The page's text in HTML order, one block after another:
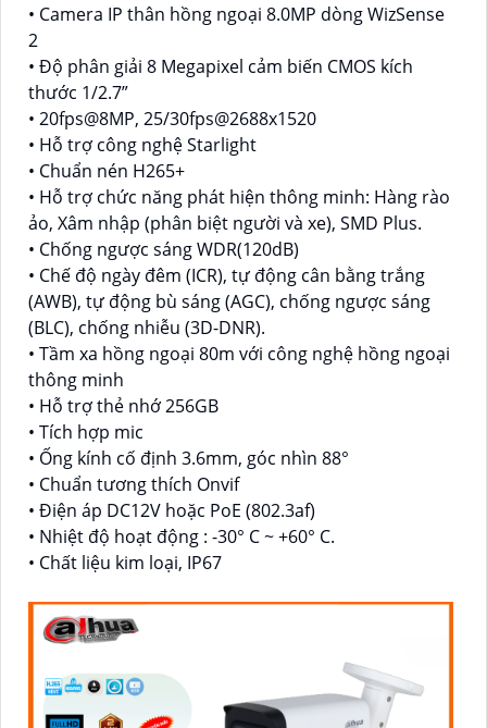
• Camera IP thân hồng ngoại 8.0MP dòng WizSense
2
• Độ phân giải 8 Megapixel cảm biến CMOS kích
thước 1/2.7”
• 20fps@8MP, 25/30fps@2688x1520
• Hỗ trợ công nghệ Starlight
• Chuẩn nén H265+
• Hỗ trợ chức năng phát hiện thông minh: Hàng rào
ảo, Xâm nhập (phân biệt người và xe), SMD Plus.
• Chống ngược sáng WDR(120dB)
• Chế độ ngày đêm (ICR), tự động cân bằng trắng
(AWB), tự động bù sáng (AGC), chống ngược sáng
(BLC), chống nhiễu (3D-DNR).
• Tầm xa hồng ngoại 80m với công nghệ hồng ngoại
thông minh
• Hỗ trợ thẻ nhớ 256GB
• Tích hợp mic
• Ống kính cố định 3.6mm, góc nhìn 88°
• Chuẩn tương thích Onvif
• Điện áp DC12V hoặc PoE (802.3af)
• Nhiệt độ hoạt động : -30° C ~ +60° C.
• Chất liệu kim loại, IP67